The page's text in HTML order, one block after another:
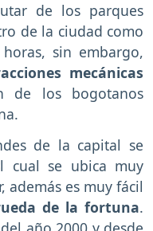
de los parques
de la ciudad como
sin embargo,
mecánicas
de los bogotanos
de la capital se
cual se ubica muy
además es muy fácil
de la fortuna.